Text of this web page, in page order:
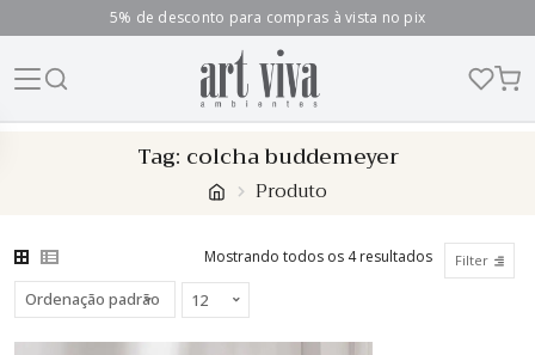
5% de desconto para compras à vista no pix
Tag: colcha buddemeyer
Produto
Mostrando todos os 4 resultados Filter